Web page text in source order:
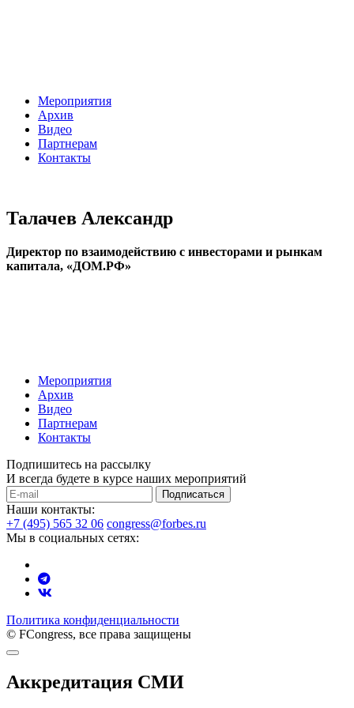
Мероприятия
Архив
Видео
Партнерам
Контакты
Талачев Александр
Директор по взаимодействию с инвесторами и рынкам
капитала, «ДОМ.РФ»
Мероприятия
Архив
Видео
Партнерам
Контакты
Подпишитесь на рассылку
И всегда будете в курсе наших мероприятий
Подписаться
Наши контакты:
+7 (495) 565 32 06 congress@forbes.ru
Мы в социальных сетях:
Политика конфиденциальности
© FCongress, все права защищены
Аккредитация СМИ